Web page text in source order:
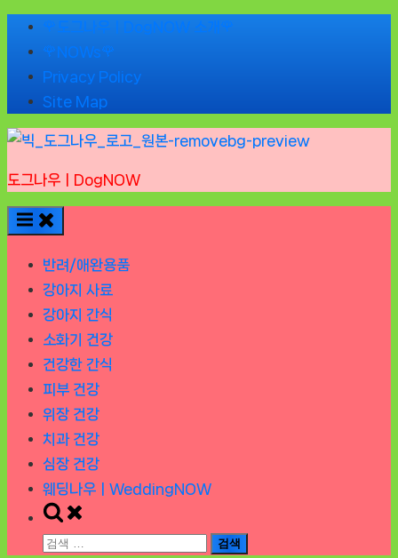
Skip
content
🌹도그나우ㅣDogNOW 소개🌹
🌹NOWs🌹
Privacy Policy
Site Map
도그나우ㅣDogNOW
반려/애완용품
강아지 사료
강아지 간식
소화기 건강
건강한 간식
피부 건강
위장 건강
치과 건강
심장 건강
웨딩나우ㅣWeddingNOW
Toggle
search
검